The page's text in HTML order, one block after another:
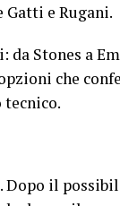
Gatti e Rugani.
Stones a
che
il